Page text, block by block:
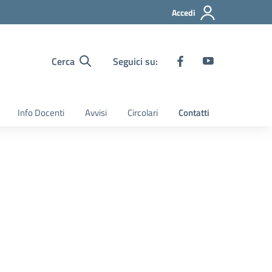
Accedi
Cerca Seguici su:
Info Docenti Avvisi Circolari Contatti